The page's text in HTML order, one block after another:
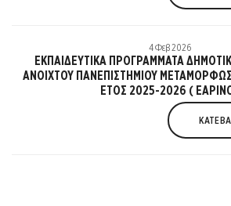
4 Φεβ 2026
ΕΚΠΑΙΔΕΥΤΙΚΑ ΠΡΟΓΡΑΜΜΑΤΑ
ΑΝΟΙΧΤΟΥ ΠΑΝΕΠΙΣΤΗΜΙΟΥ
ΕΤΟΣ 2025-2026 (